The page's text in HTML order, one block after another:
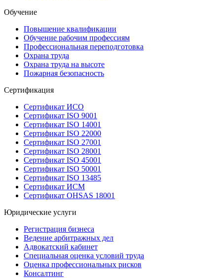
Обучение
Повышение квалификации
Обучение рабочим профессиям
Профессиональная переподготовка
Охрана труда
Охрана труда на высоте
Пожарная безопасность
Сертификация
Сертификат ИСО
Сертификат ISO 9001
Сертификат ISO 14001
Сертификат ISO 22000
Сертификат ISO 27001
Сертификат ISO 28001
Сертификат ISO 45001
Сертификат ISO 50001
Сертификат ISO 13485
Сертификат ИСМ
Сертификат OHSAS 18001
Юридические услуги
Регистрация бизнеса
Ведение арбитражных дел
Адвокатский кабинет
Специальная оценка условий труда
Оценка профессиональных рисков
Консалтинг